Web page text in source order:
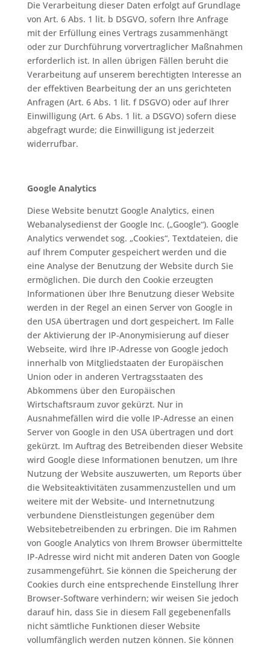
Die Verarbeitung dieser Daten erfolgt auf Grundlage
von Art. 6 Abs. 1 lit. b DSGVO, sofern Ihre Anfrage
mit der Erfüllung eines Vertrags zusammenhängt
oder zur Durchführung vorvertraglicher Maßnahmen
erforderlich ist. In allen übrigen Fällen beruht die
Verarbeitung auf unserem berechtigten Interesse an
der effektiven Bearbeitung der an uns gerichteten
Anfragen (Art. 6 Abs. 1 lit. f DSGVO) oder auf Ihrer
Einwilligung (Art. 6 Abs. 1 lit. a DSGVO) sofern diese
abgefragt wurde; die Einwilligung ist jederzeit
widerrufbar.
Google Analytics
Diese Website benutzt Google Analytics, einen
Webanalysedienst der Google Inc. („Google“). Google
Analytics verwendet sog. „Cookies“, Textdateien, die
auf Ihrem Computer gespeichert werden und die
eine Analyse der Benutzung der Website durch Sie
ermöglichen. Die durch den Cookie erzeugten
Informationen über Ihre Benutzung dieser Website
werden in der Regel an einen Server von Google in
den USA übertragen und dort gespeichert. Im Falle
der Aktivierung der IP-Anonymisierung auf dieser
Webseite, wird Ihre IP-Adresse von Google jedoch
innerhalb von Mitgliedstaaten der Europäischen
Union oder in anderen Vertragsstaaten des
Abkommens über den Europäischen
Wirtschaftsraum zuvor gekürzt. Nur in
Ausnahmefällen wird die volle IP-Adresse an einen
Server von Google in den USA übertragen und dort
gekürzt. Im Auftrag des Betreibenden dieser Website
wird Google diese Informationen benutzen, um Ihre
Nutzung der Website auszuwerten, um Reports über
die Websiteaktivitäten zusammenzustellen und um
weitere mit der Website- und Internetnutzung
verbundene Dienstleistungen gegenüber dem
Websitebetreibenden zu erbringen. Die im Rahmen
von Google Analytics von Ihrem Browser übermittelte
IP-Adresse wird nicht mit anderen Daten von Google
zusammengeführt. Sie können die Speicherung der
Cookies durch eine entsprechende Einstellung Ihrer
Browser-Software verhindern; wir weisen Sie jedoch
darauf hin, dass Sie in diesem Fall gegebenenfalls
nicht sämtliche Funktionen dieser Website
vollumfänglich werden nutzen können. Sie können